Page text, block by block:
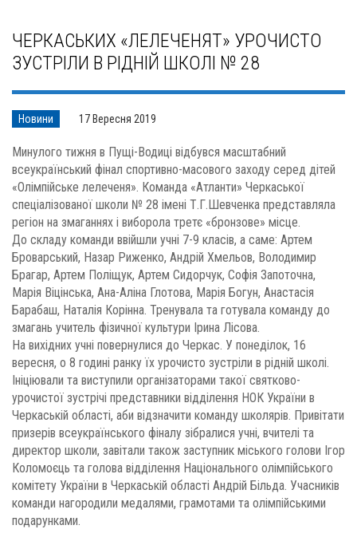
ЧЕРКАСЬКИХ «ЛЕЛЕЧЕНЯТ» УРОЧИСТО
ЗУСТРІЛИ В РІДНІЙ ШКОЛІ № 28
Новини 17 Вересня 2019
Минулого тижня в Пущі-Водиці відбувся масштабний
всеукраїнський фінал спортивно-масового заходу серед дітей
«Олімпійське лелеченя». Команда «Атланти» Черкаської
спеціалізованої школи № 28 імені Т.Г.Шевченка представляла
регіон на змаганнях і виборола третє «бронзове» місце.
До складу команди ввійшли учні 7-9 класів, а саме: Артем
Броварський, Назар Риженко, Андрій Хмельов, Володимир
Брагар, Артем Поліщук, Артем Сидорчук, Софія Запоточна,
Марія Віцінська, Ана-Аліна Глотова, Марія Богун, Анастасія
Барабаш, Наталія Корінна. Тренувала та готувала команду до
змагань учитель фізичної культури Ірина Лісова.
На вихідних учні повернулися до Черкас. У понеділок, 16
вересня, о 8 годині ранку їх урочисто зустріли в рідній школі.
Ініціювали та виступили організаторами такої святково-
урочистої зустрічі представники відділення НОК України в
Черкаській області, аби відзначити команду школярів. Привітати
призерів всеукраїнського фіналу зібралися учні, вчителі та
директор школи, завітали також заступник міського голови Ігор
Коломоєць та голова відділення Національного олімпійського
комітету України в Черкаській області Андрій Більда. Учасників
команди нагородили медалями, грамотами та олімпійськими
подарунками.